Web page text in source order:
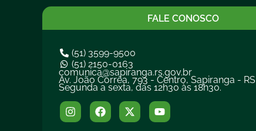
FALE CONOSCO
(51) 3599-9500
(51) 2150-0163
comunica@sapiranga.rs.gov.br
Av. João Corrêa, 793 - Centro, Sapiranga - RS
Segunda a sexta, das 12h30 às 18h30.